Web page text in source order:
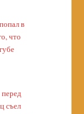
в
что
съел